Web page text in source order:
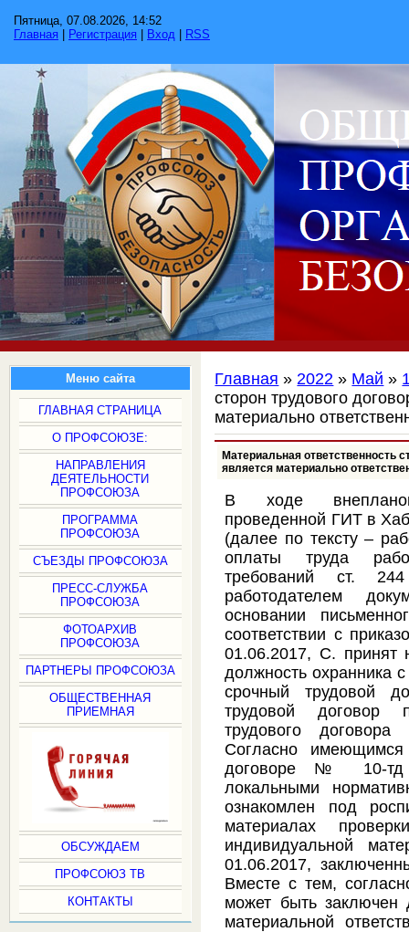
Пятница, 07.08.2026, 14:52
Главная
Регистрация Вход RSS
Меню сайта
ГЛАВНАЯ СТРАНИЦА
О ПРОФСОЮЗЕ:
НАПРАВЛЕНИЯ
ДЕЯТЕЛЬНОСТИ
ПРОФСОЮЗА
ПРОГРАММА
ПРОФСОЮЗА
СЪЕЗДЫ ПРОФСОЮЗА
ПРЕСС-СЛУЖБА
ПРОФСОЮЗА
ФОТОАРХИВ
ПРОФСОЮЗА
ПАРТНЕРЫ ПРОФСОЮЗА
ОБЩЕСТВЕННАЯ
ПРИЕМНАЯ
ОБСУЖДАЕМ
ПРОФСОЮЗ ТВ
КОНТАКТЫ
Главная »2022 » Май »
сторон трудового
материально
Материальная ответственность
является материально
В ходе
проведенной ГИТ в
(далее по тексту –
оплаты труда
требований ст.
работодателем
основании
соответствии с
01.06.2017, С.
должность охранника
срочный трудовой
трудовой договор
трудового
Согласно
договоре № 10-тд
локальными
ознакомлен под
материалах
индивидуальной
01.06.2017,
Вместе с тем,
может быть заключен
материальной